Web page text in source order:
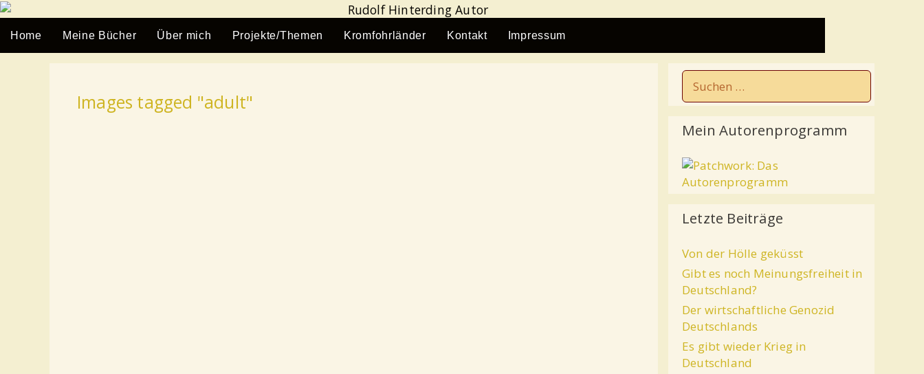
Home Meine Bücher Über mich Projekte/Themen Kromfohrländer Kontakt Impressum
Images tagged "adult"
Mein Autorenprogramm
Letzte Beiträge
Von der Hölle geküsst
Gibt es noch Meinungsfreiheit in
Deutschland?
Der wirtschaftliche Genozid
Deutschlands
Es gibt wieder Krieg in
Deutschland